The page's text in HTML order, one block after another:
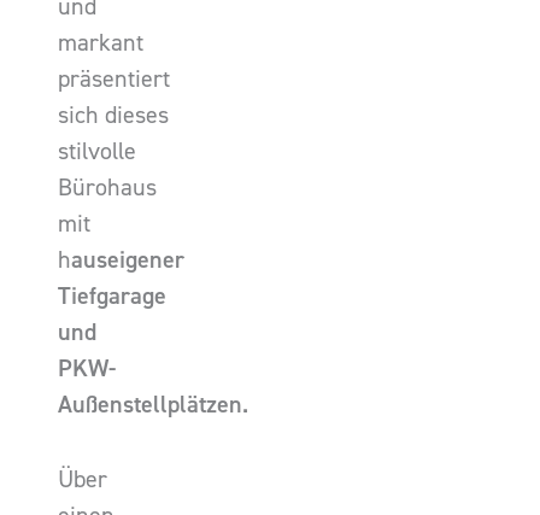
und
markant
präsentiert
sich dieses
stilvolle
Bürohaus
mit
hauseigener
Tiefgarage
und
PKW-
Außenstellplätzen.
Über